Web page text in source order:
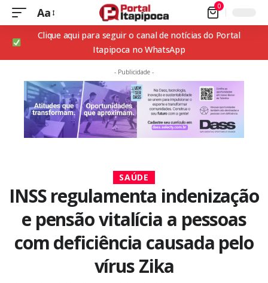
Aa 0
Clique aqui para seguir o canal de notícias do Portal
Itapipoca no WhatsApp
- Publicidade -
SAÚDE
INSS regulamenta indenização
e pensão vitalícia a pessoas
com deficiência causada pelo
vírus Zika